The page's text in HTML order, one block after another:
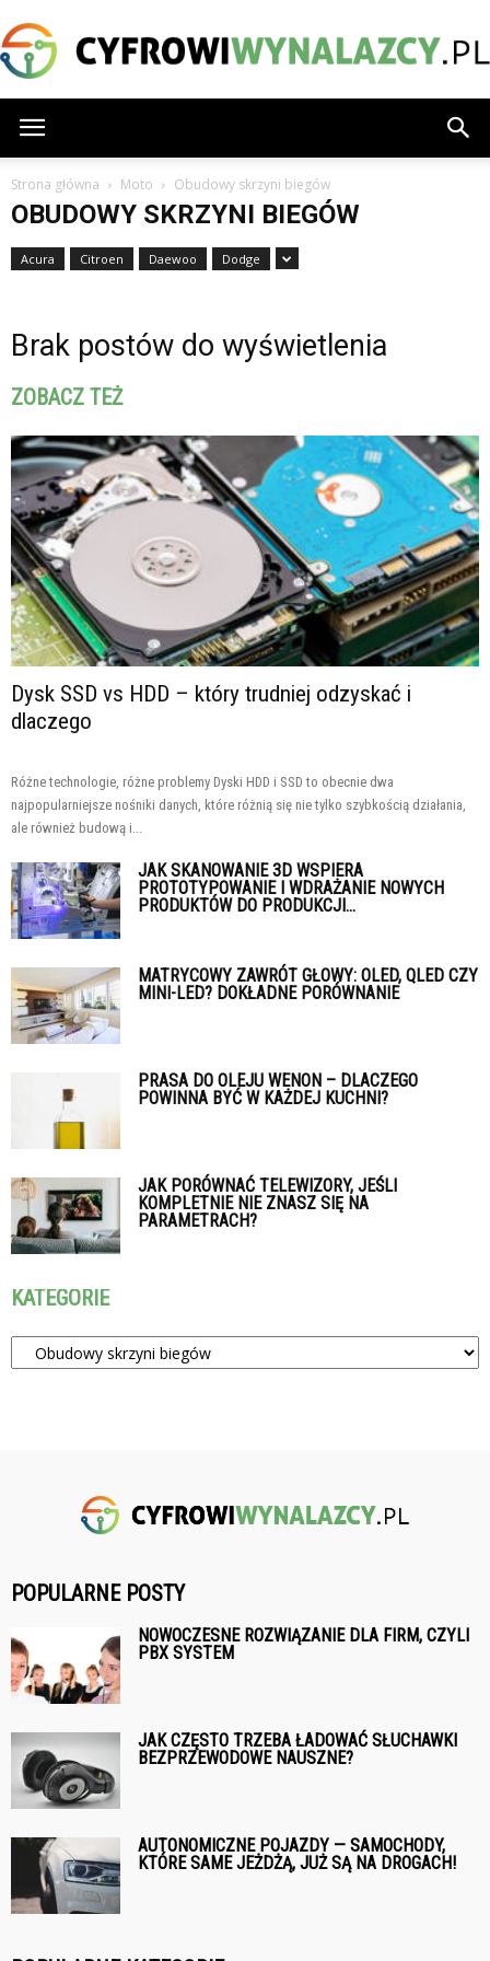
Strona główna Moto Obudowy skrzyni biegów
OBUDOWY SKRZYNI BIEGÓW
Acura Citroen Daewoo Dodge
Brak postów do wyświetlenia
ZOBACZ TEŻ
Dysk SSD vs HDD – który trudniej odzyskać i
dlaczego
Różne technologie, różne problemy Dyski HDD i SSD to obecnie dwa
najpopularniejsze nośniki danych, które różnią się nie tylko szybkością działania,
ale również budową i...
JAK SKANOWANIE 3D WSPIERA
PROTOTYPOWANIE I WDRAŻANIE NOWYCH
PRODUKTÓW DO PRODUKCJI...
MATRYCOWY ZAWRÓT GŁOWY: OLED, QLED CZY
MINI-LED? DOKŁADNE PORÓWNANIE
PRASA DO OLEJU WENON – DLACZEGO
POWINNA BYĆ W KAŻDEJ KUCHNI?
JAK PORÓWNAĆ TELEWIZORY, JEŚLI
KOMPLETNIE NIE ZNASZ SIĘ NA
PARAMETRACH?
KATEGORIE
Kategorie
POPULARNE POSTY
NOWOCZESNE ROZWIĄZANIE DLA FIRM, CZYLI
PBX SYSTEM
JAK CZĘSTO TRZEBA ŁADOWAĆ SŁUCHAWKI
BEZPRZEWODOWE NAUSZNE?
AUTONOMICZNE POJAZDY — SAMOCHODY,
KTÓRE SAME JEŻDŻĄ, JUŻ SĄ NA DROGACH!